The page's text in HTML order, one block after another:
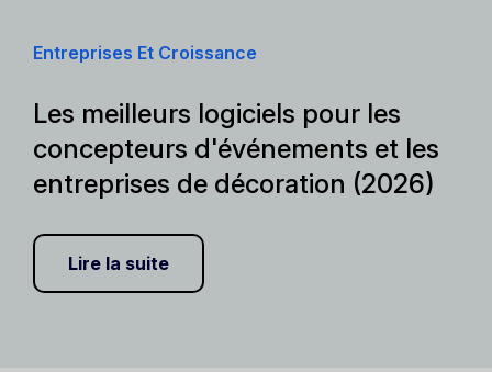
Entreprises Et Croissance
Les meilleurs logiciels pour les
concepteurs d'événements et les
entreprises de décoration (2026)
Lire la suite